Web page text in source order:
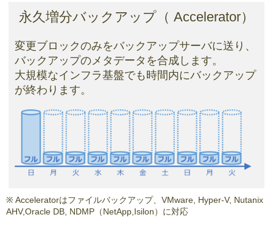
永久増分バックアップ（ Accelerator）
変更ブロックのみをバックアップサーバに送り、
バックアップのメタデータを合成します。
大規模なインフラ基盤でも時間内にバックアップ
が終わります。
※ Acceleratorはファイルバックアップ、VMware, Hyper-V, Nutanix
AHV,Oracle DB, NDMP（NetApp,Isilon）に対応